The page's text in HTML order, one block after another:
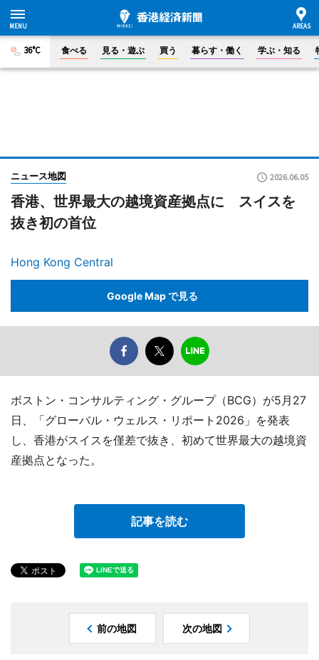
36°C 食べる 見る・遊ぶ 買う 暮らす・働く 学ぶ・知る
ニュース地図 2026.06.05
香港、世界最大の越境資産拠点に スイスを
抜き初の首位
Hong Kong Central
Google Map で見る
ボストン・コンサルティング・グループ（BCG）が5月27
日、「グローバル・ウェルス・リポート2026」を発表
し、香港がスイスを僅差で抜き、初めて世界最大の越境資
産拠点となった。
記事を読む
前の地図 次の地図